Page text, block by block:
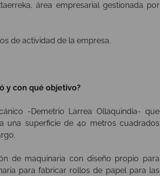
área empresarial gestionada por
de actividad de la empresa.
y con qué objetivo?
-Demetrio Larrea Ollaquindia- que
una superficie de 40 metros cuadrados
de maquinaria con diseño propio para
para fabricar rollos de papel para las